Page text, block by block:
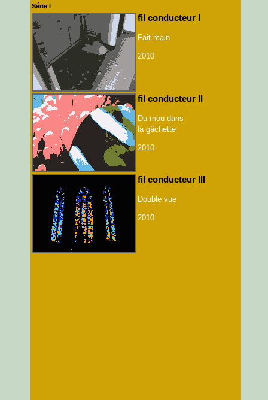
Série I
fil conducteur I
Fait main
2010
fil conducteur II
Du mou dans
la gâchette
2010
fil conducteur III
Double vue
2010